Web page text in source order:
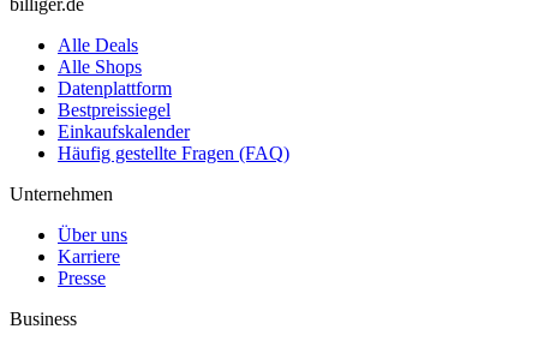
Alle Deals
Alle Shops
Datenplattform
Bestpreissiegel
Einkaufskalender
Häufig gestellte Fragen (FAQ)
Unternehmen
Über uns
Karriere
Presse
Business